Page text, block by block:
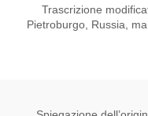
Trascrizione
Pietroburgo, Russia,